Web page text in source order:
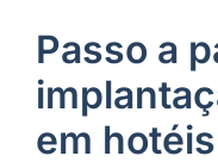
Passo a
em hotéis